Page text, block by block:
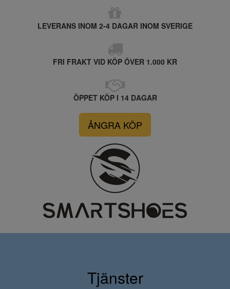
LEVERANS INOM 2-4 DAGAR INOM SVERIGE
FRI FRAKT VID KÖP ÖVER 1.000 KR
ÖPPET KÖP I 14 DAGAR
ÅNGRA KÖP
Tjänster